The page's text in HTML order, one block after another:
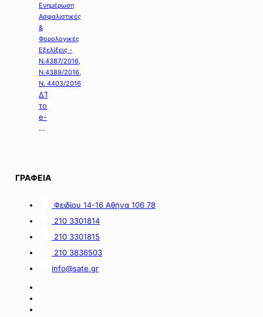
Ενημέρωση
Ασφαλιστικές
&
Φορολογικές
Εξελίξεις -
Ν.4387/2016,
Ν.4389/2016,
Ν. 4403/2016
ΔΤ
του
e-
ΕΦΚΑ
Αδειοδωροσήμου
Αυγούστου
εργατοτεχνίτες
ΓΡΑΦΕΙΑ
Φειδίου 14-16 Αθήνα 106 78
210 3301814
210 3301815
210 3836503
info@sate.gr